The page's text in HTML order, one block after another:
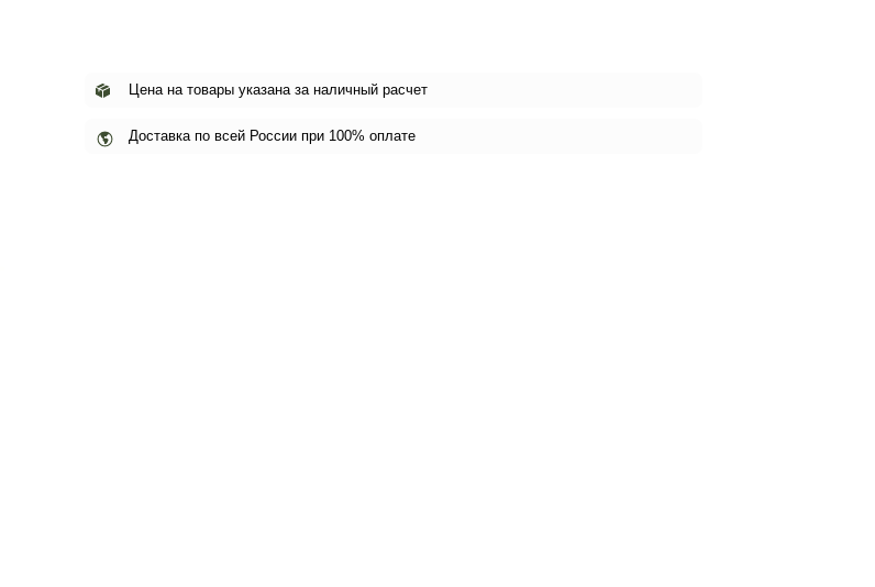
Цена на товары указана за наличный расчет
Доставка по всей России при 100% оплате